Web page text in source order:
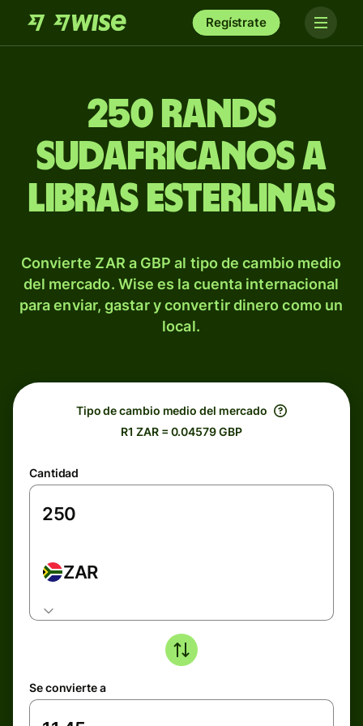
Regístrate
250 rands
sudafricanos a
libras esterlinas
Convierte ZAR a GBP al tipo de cambio medio
del mercado. Wise es la cuenta internacional
para enviar, gastar y convertir dinero como un
local.
Tipo de cambio medio del mercado
R1 ZAR = 0.04579 GBP
Cantidad
ZAR
Se convierte a